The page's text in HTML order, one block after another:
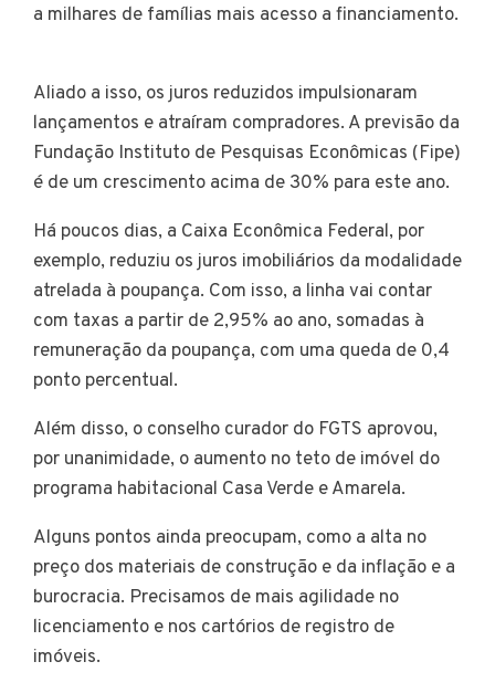
a milhares de famílias mais acesso a financiamento.
Aliado a isso, os juros reduzidos impulsionaram
lançamentos e atraíram compradores. A previsão da
Fundação Instituto de Pesquisas Econômicas (Fipe)
é de um crescimento acima de 30% para este ano.
Há poucos dias, a Caixa Econômica Federal, por
exemplo, reduziu os juros imobiliários da modalidade
atrelada à poupança. Com isso, a linha vai contar
com taxas a partir de 2,95% ao ano, somadas à
remuneração da poupança, com uma queda de 0,4
ponto percentual.
Além disso, o conselho curador do FGTS aprovou,
por unanimidade, o aumento no teto de imóvel do
programa habitacional Casa Verde e Amarela.
Alguns pontos ainda preocupam, como a alta no
preço dos materiais de construção e da inflação e a
burocracia. Precisamos de mais agilidade no
licenciamento e nos cartórios de registro de
imóveis.